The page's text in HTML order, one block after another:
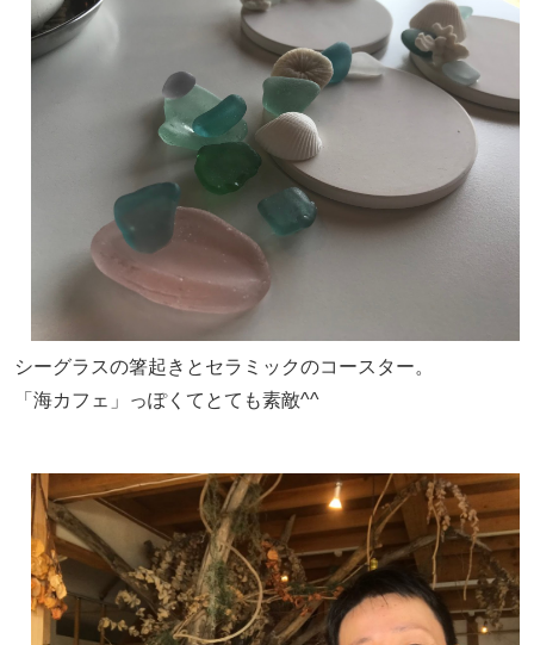
シーグラスの箸起きとセラミックのコースター。
「海カフェ」っぽくてとても素敵^^